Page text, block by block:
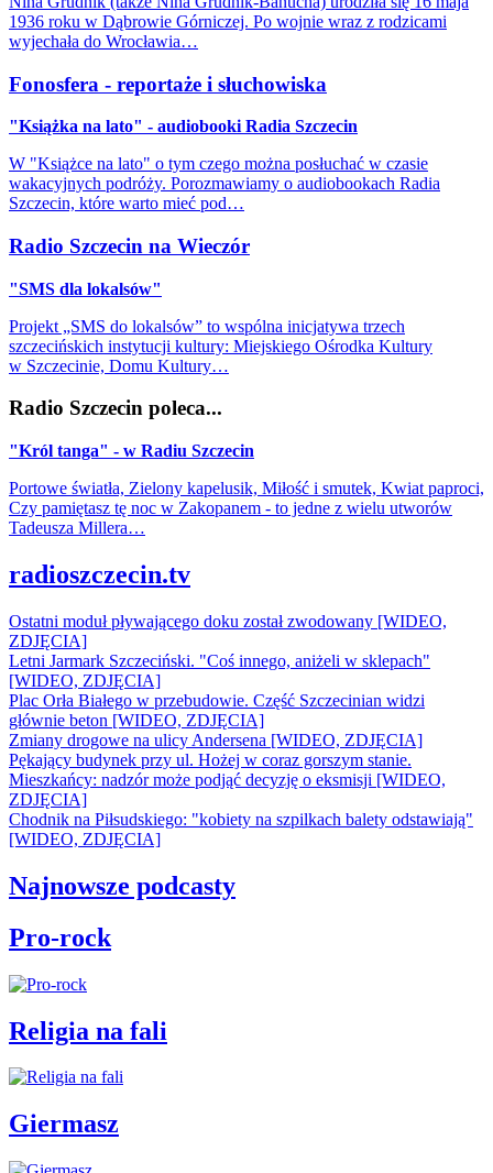
1936 roku w Dąbrowie Górniczej. Po wojnie wraz z rodzicami
wyjechała do Wrocławia…
Fonosfera - reportaże i słuchowiska
"Książka na lato" - audiobooki Radia Szczecin
W "Książce na lato" o tym czego można posłuchać w czasie
wakacyjnych podróży. Porozmawiamy o audiobookach Radia
Szczecin, które warto mieć pod…
Radio Szczecin na Wieczór
"SMS dla lokalsów"
Projekt „SMS do lokalsów” to wspólna inicjatywa trzech
szczecińskich instytucji kultury: Miejskiego Ośrodka Kultury
w Szczecinie, Domu Kultury…
Radio Szczecin poleca...
"Król tanga" - w Radiu Szczecin
Portowe światła, Zielony kapelusik, Miłość i smutek, Kwiat paproci,
Czy pamiętasz tę noc w Zakopanem - to jedne z wielu utworów
Tadeusza Millera…
radioszczecin.tv
Ostatni moduł pływającego doku został zwodowany [WIDEO,
ZDJĘCIA]
Letni Jarmark Szczeciński. "Coś innego, aniżeli w sklepach"
[WIDEO, ZDJĘCIA]
Plac Orła Białego w przebudowie. Część Szczecinian widzi
głównie beton [WIDEO, ZDJĘCIA]
Zmiany drogowe na ulicy Andersena [WIDEO, ZDJĘCIA]
Pękający budynek przy ul. Hożej w coraz gorszym stanie.
Mieszkańcy: nadzór może podjąć decyzję o eksmisji [WIDEO,
ZDJĘCIA]
Chodnik na Piłsudskiego: "kobiety na szpilkach balety odstawiają"
[WIDEO, ZDJĘCIA]
Najnowsze podcasty
Pro-rock
Religia na fali
Giermasz